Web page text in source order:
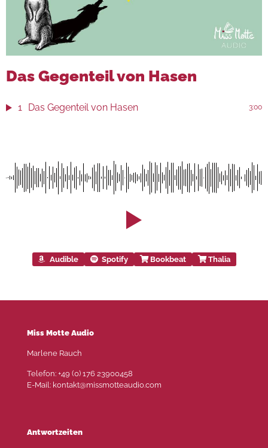
Das Gegenteil von Hasen
1 Das Gegenteil von Hasen 3:00
Audible Spotify Bookbeat Thalia
Miss Motte Audio
Marlene Rauch
Telefon: +49 (0) 176 23900458
E-Mail: kontakt@missmotteaudio.com
Antwortzeiten